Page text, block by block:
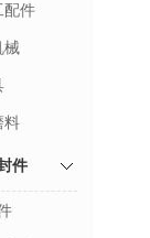
配件
械
料
件